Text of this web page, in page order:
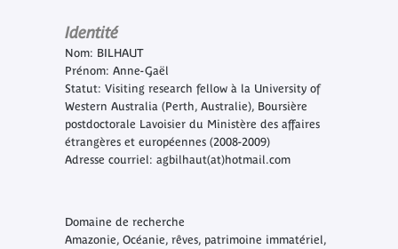
Identité
Nom: BILHAUT
Prénom: Anne-Gaël
Statut: Visiting research fellow à la University of
Western Australia (Perth, Australie), Boursière
postdoctorale Lavoisier du Ministère des affaires
étrangères et européennes (2008-2009)
Adresse courriel: agbilhaut(at)hotmail.com
Domaine de recherche
Amazonie, Océanie, rêves, patrimoine immatériel,